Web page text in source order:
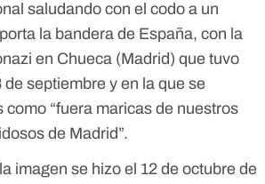
saludando con el codo a un
la bandera de España, con la
en Chueca (Madrid) que tuvo
de septiembre y en la que se
como “fuera maricas de nuestros
de Madrid”.
la imagen se hizo el 12 de octubre de